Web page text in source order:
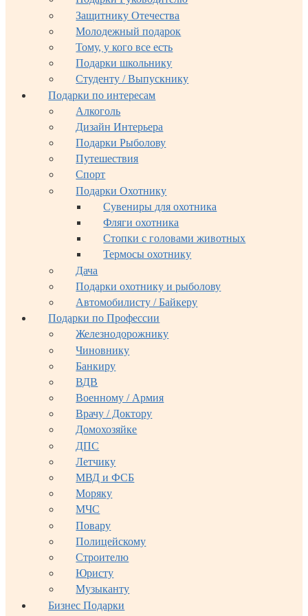
Защитнику Отечества
Молодежный подарок
Тому, у кого все есть
Подарки школьнику
Студенту / Выпускнику
Подарки по интересам
Алкоголь
Дизайн Интерьера
Подарки Рыболову
Путешествия
Спорт
Подарки Охотнику
Сувениры для охотника
Фляги охотника
Стопки с головами животных
Термосы охотнику
Дача
Подарки охотнику и рыболову
Автомобилисту / Байкеру
Подарки по Профессии
Железнодорожнику
Чиновнику
Банкиру
ВДВ
Военному / Армия
Врачу / Доктору
Домохозяйке
ДПС
Летчику
МВД и ФСБ
Моряку
МЧС
Повару
Полицейскому
Строителю
Юристу
Музыканту
Бизнес Подарки